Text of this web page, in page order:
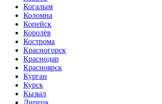
Когалым
Коломна
Копейск
Королёв
Кострома
Красногорск
Краснодар
Красноярск
Курган
Курск
Кызыл
Липецк